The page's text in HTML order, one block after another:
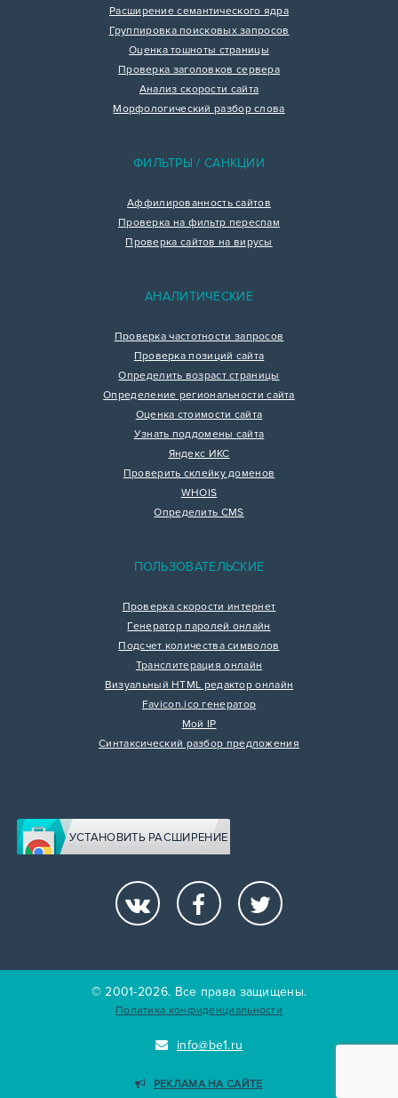
Расширение семантического ядра
Группировка поисковых запросов
Оценка тошноты страницы
Проверка заголовков сервера
Анализ скорости сайта
Морфологический разбор слова
ФИЛЬТРЫ / САНКЦИИ
Аффилированность сайтов
Проверка на фильтр переспам
Проверка сайтов на вирусы
АНАЛИТИЧЕСКИЕ
Проверка частотности запросов
Проверка позиций сайта
Определить возраст страницы
Определение региональности сайта
Оценка стоимости сайта
Узнать поддомены сайта
Яндекс ИКС
Проверить склейку доменов
WHOIS
Определить CMS
ПОЛЬЗОВАТЕЛЬСКИЕ
Проверка скорости интернет
Генератор паролей онлайн
Подсчет количества символов
Транслитерация онлайн
Визуальный HTML редактор онлайн
Favicon.ico генератор
Мой IP
Синтаксический разбор предложения
УСТАНОВИТЬ РАСШИРЕНИЕ
© 2001-2026. Все права защищены.
Политика конфиденциальности
info@be1.ru
РЕКЛАМА НА САЙТЕ